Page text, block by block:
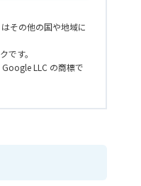
その他の国や地域に
です。
LLC の商標で